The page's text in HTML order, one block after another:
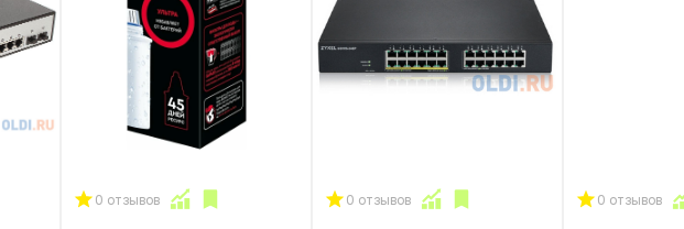
0 отзывов 0 отзывов 0 отзывов